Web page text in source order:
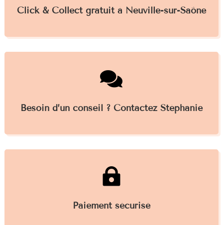
Click & Collect gratuit à Neuville-sur-Saône

Besoin d’un conseil ? Contactez Stéphanie

Paiement sécurisé